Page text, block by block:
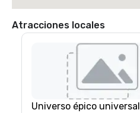
Atracciones locales
Universo épico universal